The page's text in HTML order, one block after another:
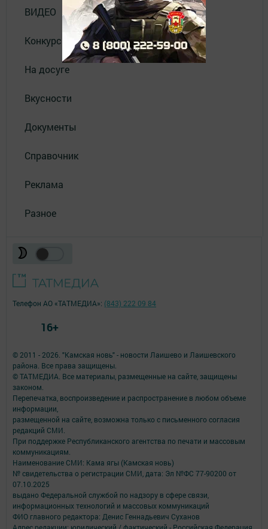
ВИДЕО
Конкурсы
На досуге
Вкусности
Документы
Справочник
Реклама
Разное
© 2011 - 2026. "Камская новь" - новости Лаишево и Лаишевского
района. Все права защищены.
© ТАТМЕДИА. Все материалы, размещенные на сайте, защищены
законом.
Перепечатка, воспроизведение и распространение в любом объеме
информации,
размещенной на сайте, возможна только с письменного согласия
редакций СМИ.
При поддержке Республиканского агентства по печати и массовым
коммуникациям.
Наименование СМИ: Кама ягы (Камская новь)
№ свидетельства о регистрации СМИ, дата: Эл №ФC 77-90200 от
07.10.2025
выдано Федеральной службой по надзору в сфере связи,
информационных технологий и массовых коммуникаций
ФИО главного редактора: Денис Геннадьевич Суханов
Адрес редакции: юридический / фактический - Российская Федерация,
Телефон АО «ТАТМЕДИА»: (843) 222 09 84
16+